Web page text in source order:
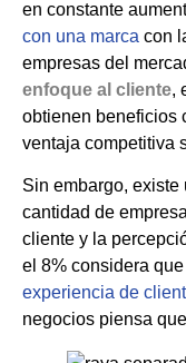
en constante
con una marca con
empresas del
enfoque al cliente,
obtienen beneficios
ventaja competitiva
Sin embargo, existe
cantidad de
cliente y la
el 8% considera
experiencia de
negocios piensa